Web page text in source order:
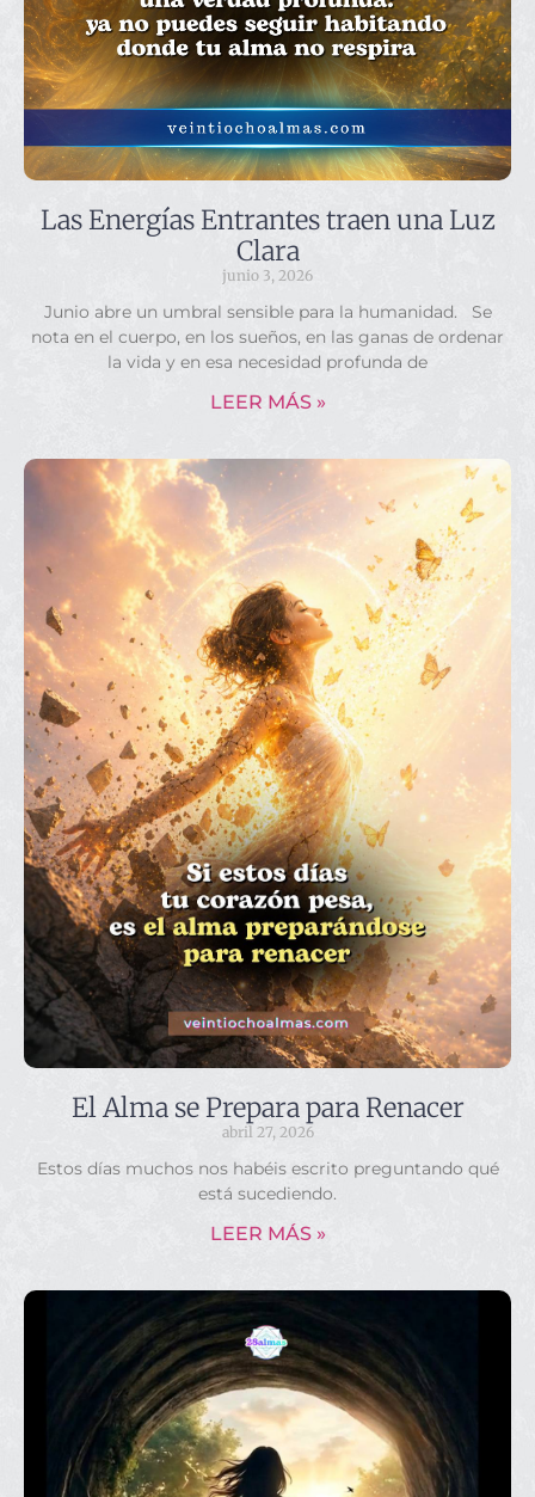
Las Energías Entrantes traen una Luz
Clara
junio 3, 2026
Junio abre un umbral sensible para la humanidad. Se
nota en el cuerpo, en los sueños, en las ganas de ordenar
la vida y en esa necesidad profunda de
LEER MÁS »
El Alma se Prepara para Renacer
abril 27, 2026
Estos días muchos nos habéis escrito preguntando qué
está sucediendo.
LEER MÁS »